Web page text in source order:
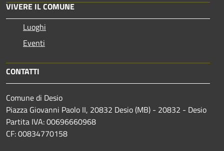
VIVERE IL COMUNE
Luoghi
Eventi
CONTATTI
Comune di Desio
Piazza Giovanni Paolo II, 20832 Desio (MB) - 20832 - Desio
Partita IVA: 00696660968
CF: 00834770158